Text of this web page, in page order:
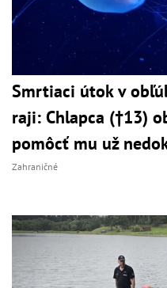
Smrtiaci útok v
raji: Chlapca (†13)
pomôcť mu už
Zahraničné